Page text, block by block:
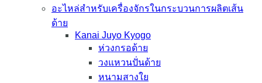
อะไหล่สำหรับเครื่องจักรในกระบวนการผลิตเส้น
ด้าย
Kanai Juyo Kyogo
ห่วงกรอด้าย
วงแหวนปั่นด้าย
หนามสางใย